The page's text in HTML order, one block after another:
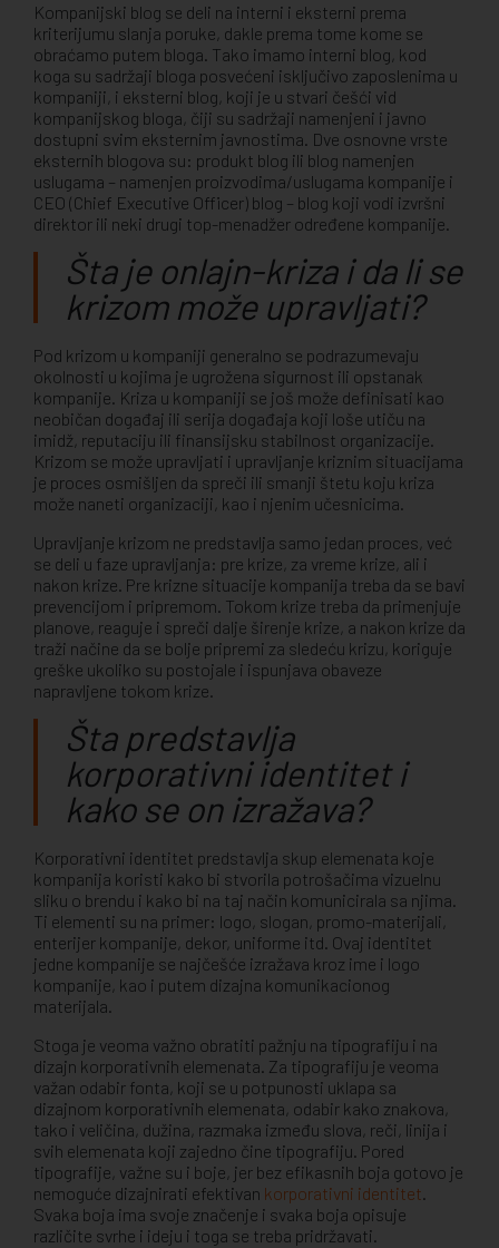
Kompanijski blog se deli na interni i eksterni prema
kriterijumu slanja poruke, dakle prema tome kome se
obraćamo putem bloga. Tako imamo interni blog, kod
koga su sadržaji bloga posvećeni isključivo zaposlenima u
kompaniji, i eksterni blog, koji je u stvari češći vid
kompanijskog bloga, čiji su sadržaji namenjeni i javno
dostupni svim eksternim javnostima. Dve osnovne vrste
eksternih blogova su: produkt blog ili blog namenjen
uslugama – namenjen proizvodima/uslugama kompanije i
CEO (Chief Executive Officer) blog – blog koji vodi izvršni
direktor ili neki drugi top-menadžer određene kompanije.
Šta je onlajn-kriza i da li se
krizom može upravljati?
Pod krizom u kompaniji generalno se podrazumevaju
okolnosti u kojima je ugrožena sigurnost ili opstanak
kompanije. Kriza u kompaniji se još može definisati kao
neobičan događaj ili serija događaja koji loše utiču na
imidž, reputaciju ili finansijsku stabilnost organizacije.
Krizom se može upravljati i upravljanje kriznim situacijama
je proces osmišljen da spreči ili smanji štetu koju kriza
može naneti organizaciji, kao i njenim učesnicima.
Upravljanje krizom ne predstavlja samo jedan proces, već
se deli u faze upravljanja: pre krize, za vreme krize, ali i
nakon krize. Pre krizne situacije kompanija treba da se bavi
prevencijom i pripremom. Tokom krize treba da primenjuje
planove, reaguje i spreči dalje širenje krize, a nakon krize da
traži načine da se bolje pripremi za sledeću krizu, koriguje
greške ukoliko su postojale i ispunjava obaveze
napravljene tokom krize.
Šta predstavlja
korporativni identitet i
kako se on izražava?
Korporativni identitet predstavlja skup elemenata koje
kompanija koristi kako bi stvorila potrošačima vizuelnu
sliku o brendu i kako bi na taj način komunicirala sa njima.
Ti elementi su na primer: logo, slogan, promo-materijali,
enterijer kompanije, dekor, uniforme itd. Ovaj identitet
jedne kompanije se najčešće izražava kroz ime i logo
kompanije, kao i putem dizajna komunikacionog
materijala.
Stoga je veoma važno obratiti pažnju na tipografiju i na
dizajn korporativnih elemenata. Za tipografiju je veoma
važan odabir fonta, koji se u potpunosti uklapa sa
dizajnom korporativnih elemenata, odabir kako znakova,
tako i veličina, dužina, razmaka između slova, reči, linija i
svih elemenata koji zajedno čine tipografiju. Pored
tipografije, važne su i boje, jer bez efikasnih boja gotovo je
nemoguće dizajnirati efektivan korporativni identitet.
Svaka boja ima svoje značenje i svaka boja opisuje
različite svrhe i ideju i toga se treba pridržavati.